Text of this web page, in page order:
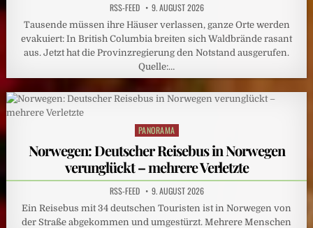
RSS-FEED 9. AUGUST 2026
Tausende müssen ihre Häuser verlassen, ganze Orte werden
evakuiert: In British Columbia breiten sich Waldbrände rasant
aus. Jetzt hat die Provinzregierung den Notstand ausgerufen.
Quelle:…
Posted
in
PANORAMA
Norwegen: Deutscher Reisebus in Norwegen
verunglückt – mehrere Verletzte
RSS-FEED 9. AUGUST 2026
Ein Reisebus mit 34 deutschen Touristen ist in Norwegen von
der Straße abgekommen und umgestürzt. Mehrere Menschen